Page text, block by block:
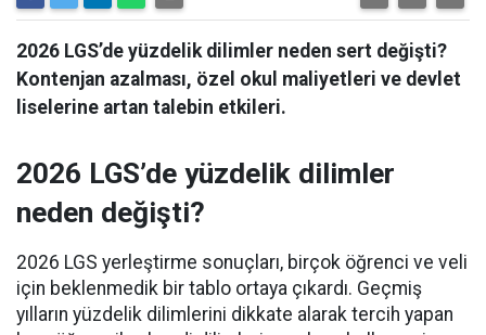
2026 LGS’de yüzdelik dilimler neden sert değişti?
Kontenjan azalması, özel okul maliyetleri ve devlet
liselerine artan talebin etkileri.
2026 LGS’de yüzdelik dilimler
neden değişti?
2026 LGS yerleştirme sonuçları, birçok öğrenci ve veli
için beklenmedik bir tablo ortaya çıkardı. Geçmiş
yılların yüzdelik dilimlerini dikkate alarak tercih yapan